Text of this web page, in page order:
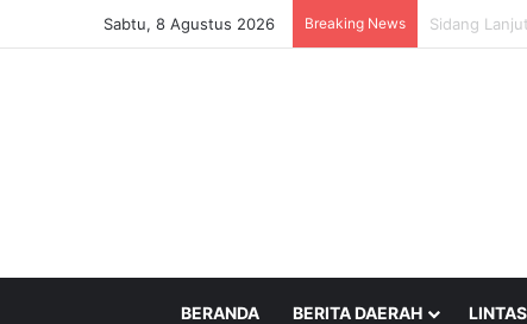
Sabtu, 8 Agustus 2026 Breaking News Beda
BERANDA BERITA DAERAH